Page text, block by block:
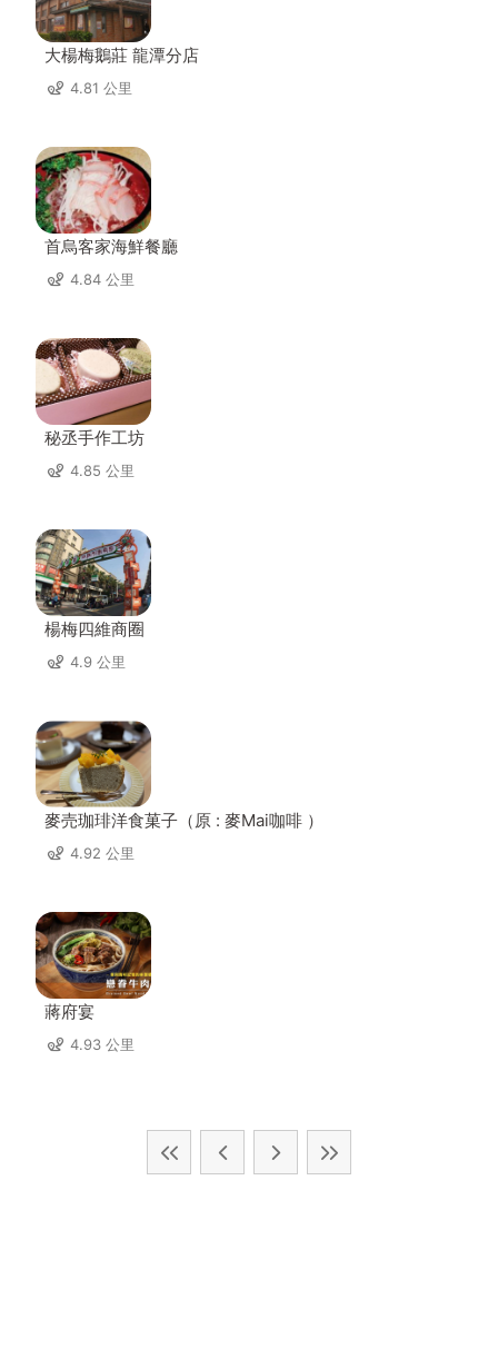
大楊梅鵝莊 龍潭分店
4.81 公里
首烏客家海鮮餐廳
4.84 公里
秘丞手作工坊
4.85 公里
楊梅四維商圈
4.9 公里
麥売珈琲洋食菓子（原 : 麥Mai咖啡 ）
4.92 公里
蔣府宴
4.93 公里